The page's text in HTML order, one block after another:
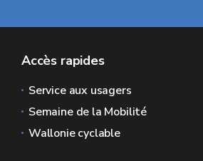
Accès rapides
Service aux usagers
Semaine de la Mobilité
Wallonie cyclable